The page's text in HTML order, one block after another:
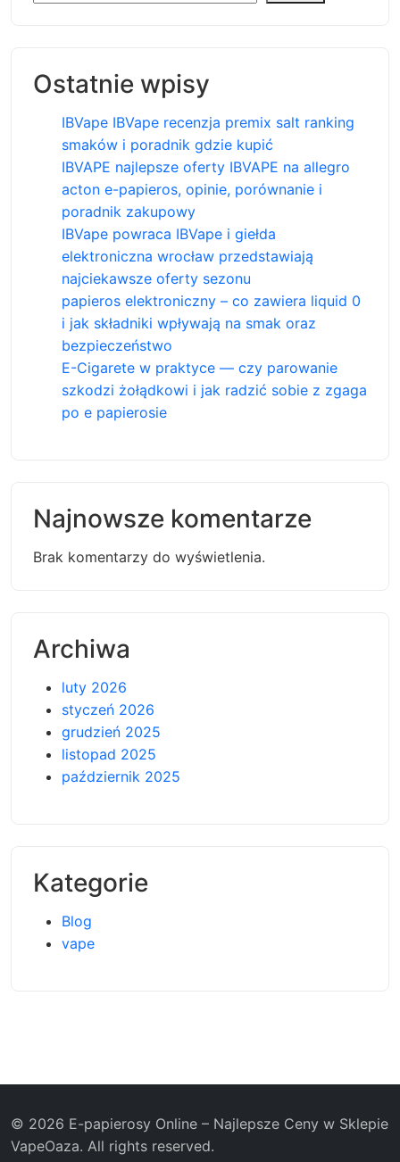
Ostatnie wpisy
IBVape IBVape recenzja premix salt ranking
smaków i poradnik gdzie kupić
IBVAPE najlepsze oferty IBVAPE na allegro
acton e-papieros, opinie, porównanie i
poradnik zakupowy
IBVape powraca IBVape i giełda
elektroniczna wrocław przedstawiają
najciekawsze oferty sezonu
papieros elektroniczny – co zawiera liquid 0
i jak składniki wpływają na smak oraz
bezpieczeństwo
E-Cigarete w praktyce — czy parowanie
szkodzi żołądkowi i jak radzić sobie z zgaga
po e papierosie
Najnowsze komentarze
Brak komentarzy do wyświetlenia.
Archiwa
luty 2026
styczeń 2026
grudzień 2025
listopad 2025
październik 2025
Kategorie
Blog
vape
© 2026 E-papierosy Online – Najlepsze Ceny w Sklepie
VapeOaza. All rights reserved.